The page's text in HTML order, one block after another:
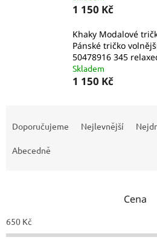
1 150 Kč
Khaky Modalové
Pánské tričko
50478916 345
Skladem
1 150 Kč
o
d
Doporučujeme Nejlevnější
Abecedně
Cena
650 Kč